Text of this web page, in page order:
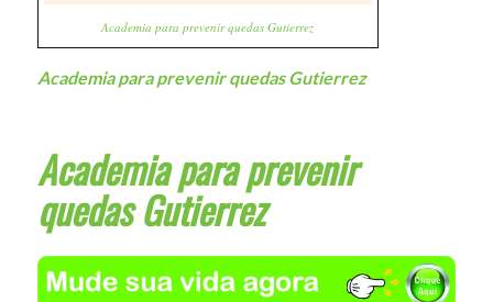
Academia para prevenir quedas Gutierrez
Academia para prevenir quedas Gutierrez
Academia para prevenir
quedas Gutierrez